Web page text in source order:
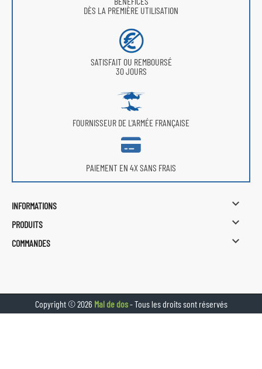
DÈS LA PREMIÈRE UTILISATION
SATISFAIT OU REMBOURSÉ
30 JOURS
FOURNISSEUR DE L'ARMÉE FRANÇAISE
PAIEMENT EN 4X SANS FRAIS
INFORMATIONS 
PRODUITS 
COMMANDES 
Copyright © 2026 Mal de dos- Tous les droits sont réservés